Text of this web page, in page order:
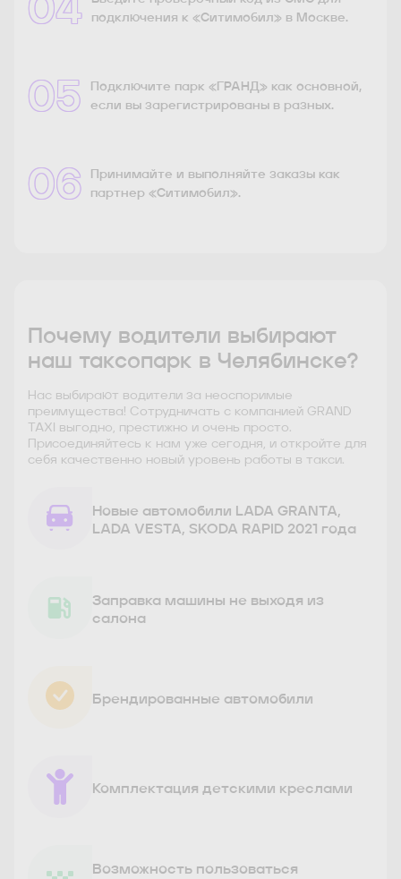
04
подключения к «Ситимобил» в Москве.
05
Подключите парк «ГРАНД» как основной,
если вы зарегистрированы в разных.
06
Принимайте и выполняйте заказы как
партнер «Ситимобил».
Почему водители выбирают
наш таксопарк в Челябинске?
Нас выбирают водители за неоспоримые
преимущества! Сотрудничать с компанией GRAND
TAXI выгодно, престижно и очень просто.
Присоединяйтесь к нам уже сегодня, и откройте для
себя качественно новый уровень работы в такси.
Новые автомобили LADA GRANTA,
LADA VESTA, SKODA RAPID 2021 года
Заправка машины не выходя из
салона
Брендированные автомобили
Комплектация детскими креслами
Возможность пользоваться